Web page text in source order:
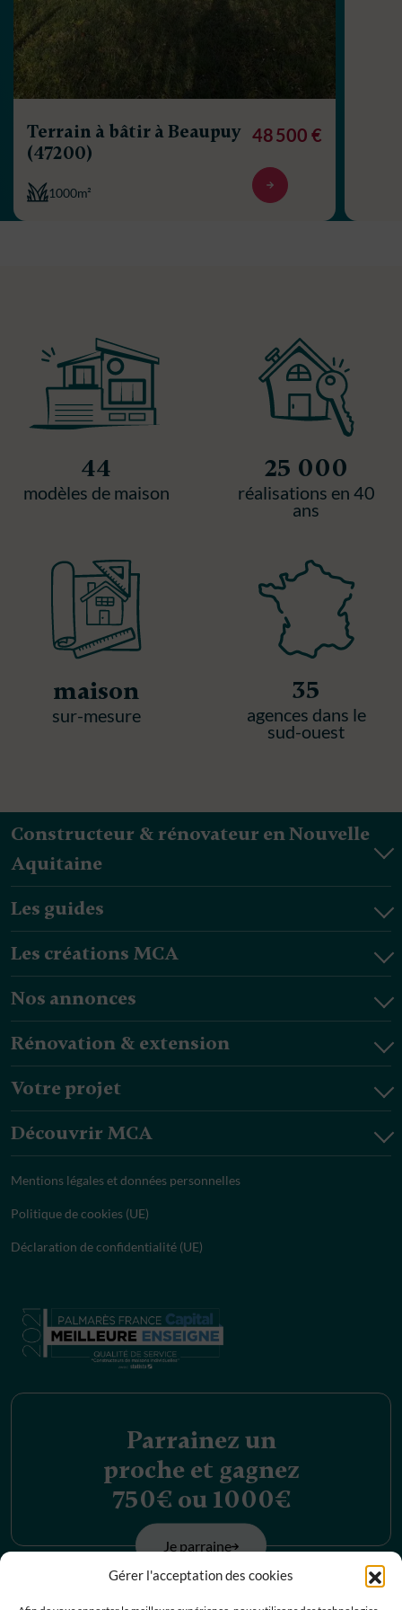
Gérer l'acceptation des cookies
Terrain à bâtir à Beaupuy
(47200)
1000m²
48 500 €
44
modèles de maison
25 000
réalisations en 40
ans
maison
sur-mesure
35
agences dans le
sud-ouest
Constructeur & rénovateur en Nouvelle
Aquitaine
Les guides
Les créations MCA
Nos annonces
Rénovation & extension
Votre projet
Découvrir MCA
Mentions légales et données personnelles
Politique de cookies (UE)
Déclaration de confidentialité (UE)
Parrainez un
proche et gagnez
750€ ou 1000€
Je parraine